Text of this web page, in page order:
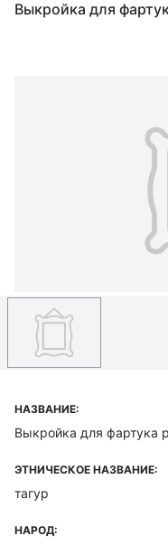
Выкройка для
НАЗВАНИЕ:
Выкройка для фартука
ЭТНИЧЕСКОЕ НАЗВАНИЕ:
тагур
НАРОД: